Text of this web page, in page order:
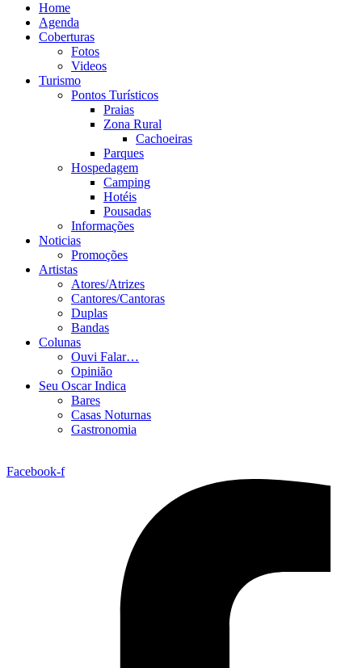
Home
Agenda
Coberturas
Fotos
Videos
Turismo
Pontos Turísticos
Praias
Zona Rural
Cachoeiras
Parques
Hospedagem
Camping
Hotéis
Pousadas
Informações
Noticias
Promoções
Artistas
Atores/Atrizes
Cantores/Cantoras
Duplas
Bandas
Colunas
Ouvi Falar…
Opinião
Seu Oscar Indica
Bares
Casas Noturnas
Gastronomia
Facebook-f